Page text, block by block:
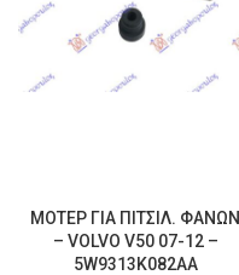
ΜΟΤΕΡ ΓΙΑ ΠΙΤΣΙΛ. ΦΑΝΩΝ
– VOLVO V50 07-12 –
5W9313K082AA